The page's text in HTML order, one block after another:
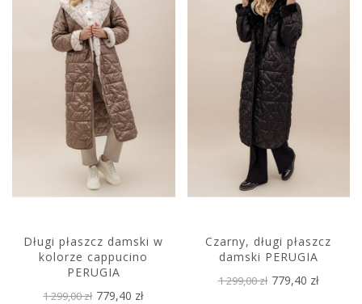
Długi płaszcz damski w
kolorze cappucino
PERUGIA
1 299,00 zł 779,40 zł
Czarny, długi płaszcz
damski PERUGIA
1 299,00 zł 779,40 zł